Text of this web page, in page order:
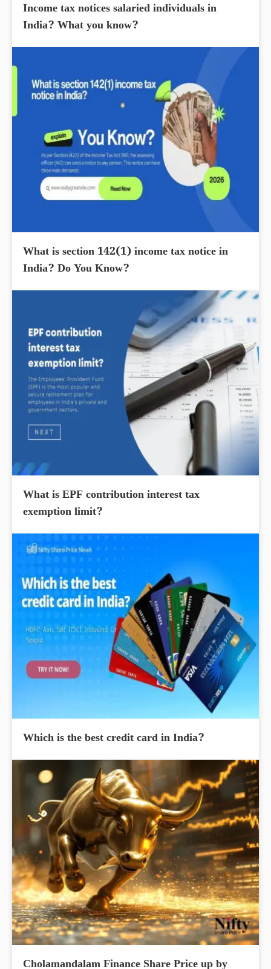
Income tax notices salaried individuals in
India? What you know?
What is section 142(1) income tax notice in
India? Do You Know?
What is EPF contribution interest tax
exemption limit?
Which is the best credit card in India?
Cholamandalam Finance Share Price up by